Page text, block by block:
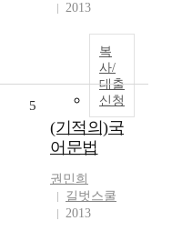
2013
복
사/
대출
신청
5
(기적의)국
어문법
권민희
길벗스쿨
2013